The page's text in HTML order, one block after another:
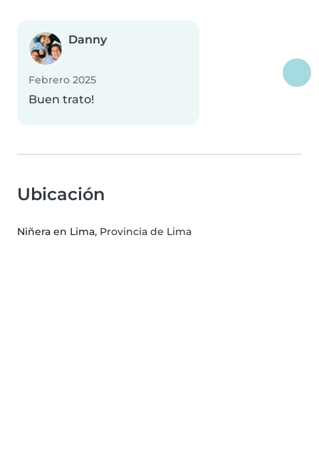
Danny
Febrero 2025
Buen trato!
Ubicación
Niñera en Lima, Provincia de Lima